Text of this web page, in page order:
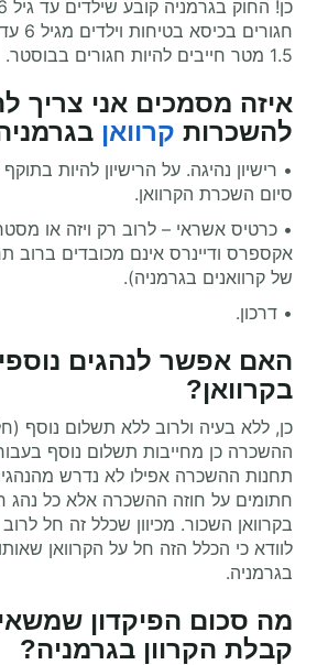
כן! החוק בגרמניה
1.5 מטר חייבים להיות חגורים בבוסטר
.
איזה מסמכים אני צריך
להשכרות קרוואן
• רישיון נהיגה. על הרישיון להיות
סיום השכרת הקרוואן.
• כרטיס אשראי – לרוב רק ויזה או
אקספרס ודיינרס אינם מכובדים ברוב
של קרוואנים בגרמניה).
• דרכון.
האם אפשר לנהגים
בקרוואן?
כן, ללא בעיה ולרוב ללא תשלום נוסף
ההשכרה כן מחייבות תשלום נוסף
תחנות ההשכרה אפילו לא נדרש
חתומים על חוזה ההשכרה אלא כל נהג
בקרוואן השכור. מכיוון שכלל זה חל
לוודא כי הכלל הזה חל על הקרוואן
בגרמניה.
מה סכום הפיקדון
קבלת הקרוון בגרמניה?